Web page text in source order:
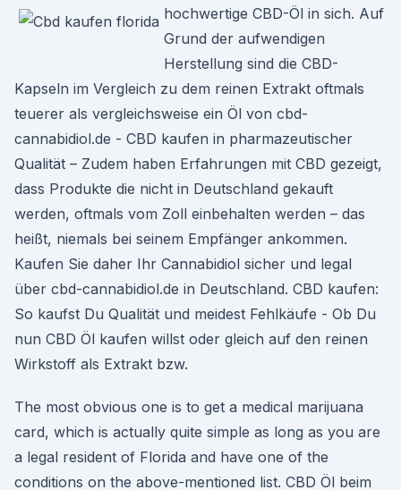
hochwertige CBD-Öl in sich. Auf
Grund der aufwendigen
Herstellung sind die CBD-
Kapseln im Vergleich zu dem reinen Extrakt oftmals
teuerer als vergleichsweise ein Öl von cbd-
cannabidiol.de - CBD kaufen in pharmazeutischer
Qualität – Zudem haben Erfahrungen mit CBD gezeigt,
dass Produkte die nicht in Deutschland gekauft
werden, oftmals vom Zoll einbehalten werden – das
heißt, niemals bei seinem Empfänger ankommen.
Kaufen Sie daher Ihr Cannabidiol sicher und legal
über cbd-cannabidiol.de in Deutschland. CBD kaufen:
So kaufst Du Qualität und meidest Fehlkäufe - Ob Du
nun CBD Öl kaufen willst oder gleich auf den reinen
Wirkstoff als Extrakt bzw.
The most obvious one is to get a medical marijuana
card, which is actually quite simple as long as you are
a legal resident of Florida and have one of the
conditions on the above-mentioned list. CBD Öl beim